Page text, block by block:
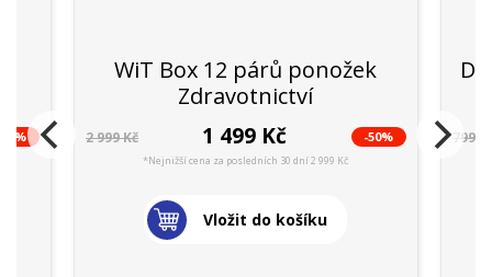
WiT Box 12 párů ponožek
Zdravotnictví
2 999 Kč 1 499 Kč -50%
*Nejnižší cena za posledních 30 dní 2 999 Kč
Vložit do košíku
799